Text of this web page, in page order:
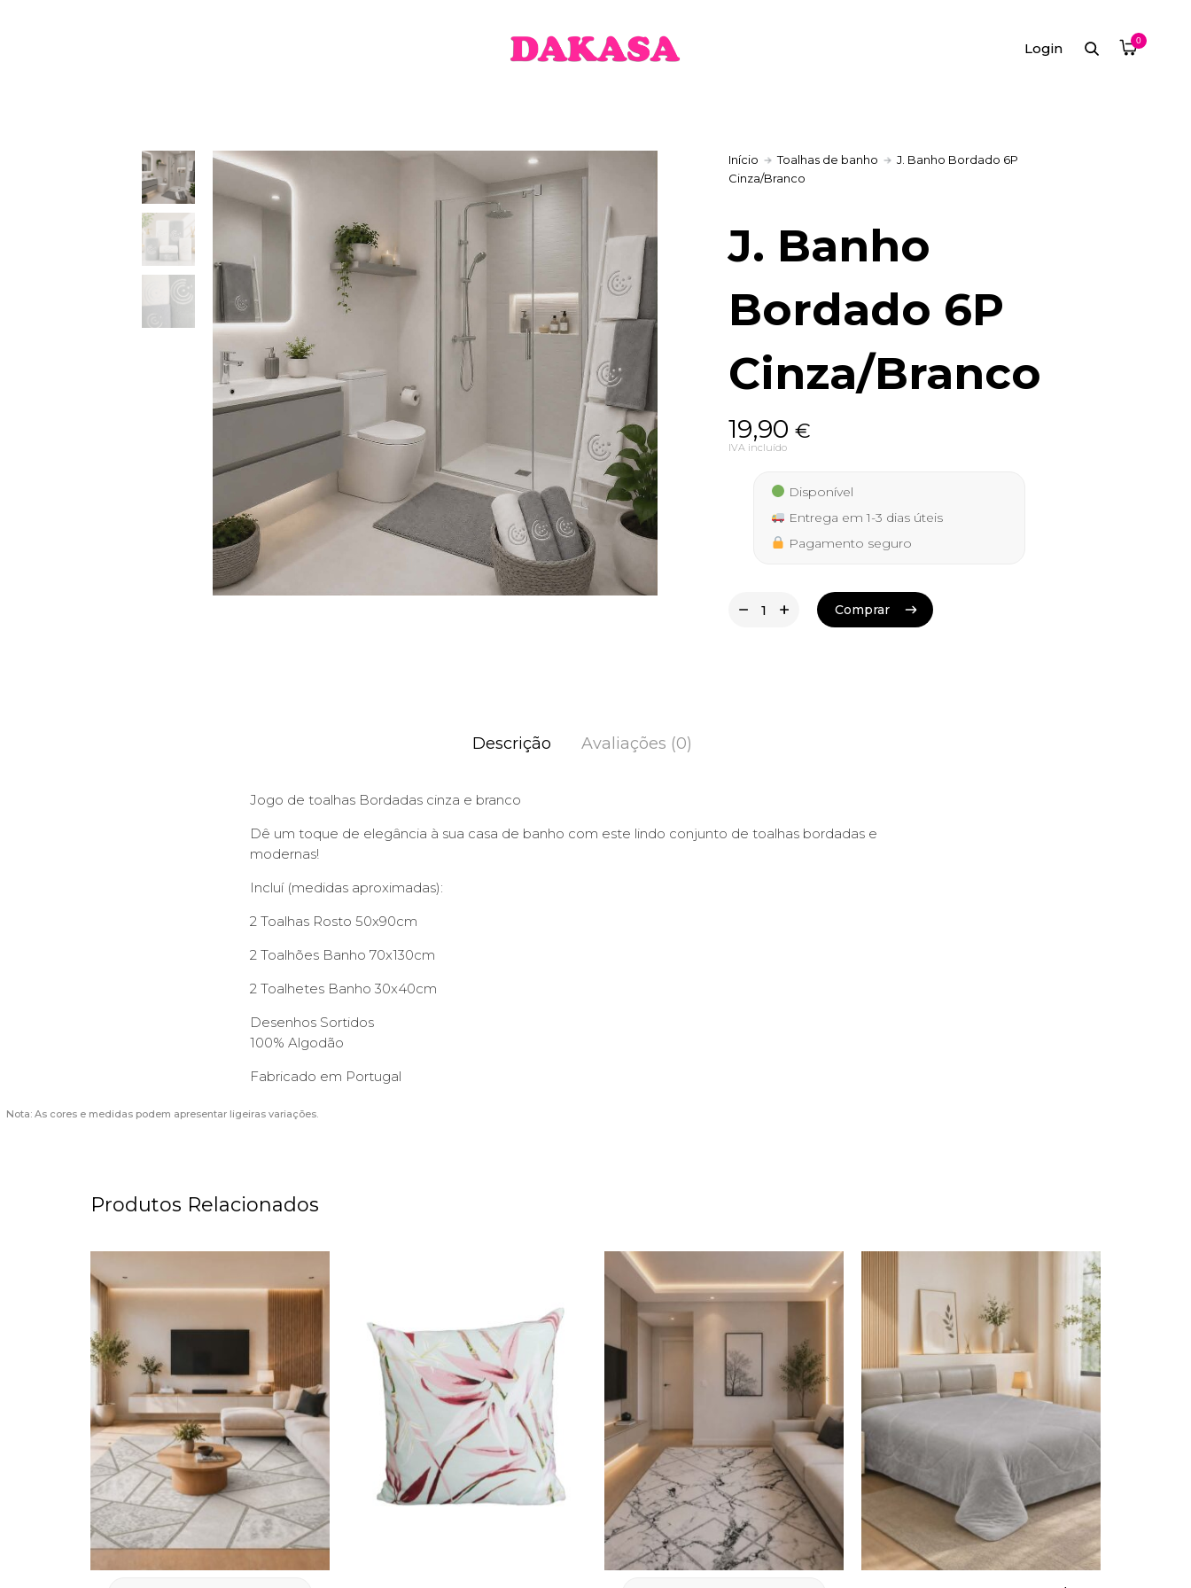
Login 0
Início Toalhas de banho
J. Banho Bordado 6P
Cinza/Branco
J. Banho
Bordado 6P
Cinza/Branco
19,90€
IVA incluído
Disponível
Entrega em 1-3 dias úteis
Pagamento seguro
Comprar
Comprar
Descrição Avaliações (0)
Jogo de toalhas Bordadas cinza e branco
Dê um toque de elegância à sua casa de banho com este lindo conjunto de toalhas bordadas e
modernas!
Incluí (medidas aproximadas):
2 Toalhas Rosto 50x90cm
2 Toalhões Banho 70x130cm
2 Toalhetes Banho 30x40cm
Desenhos Sortidos
100% Algodão
Fabricado em Portugal
Nota: As cores e medidas podem apresentar ligeiras variações.
Produtos Relacionados